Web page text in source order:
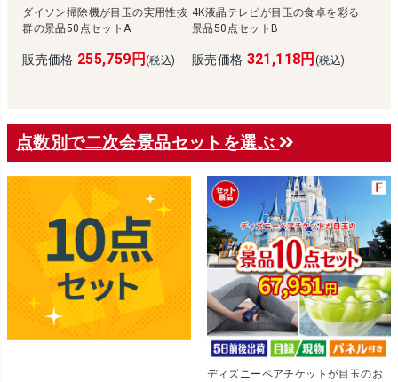
ダイソン掃除機が目玉の実用性抜
群の景品50点セットA
販売価格 255,759円(税込)
4K液晶テレビが目玉の食卓を彩る
景品50点セットB
販売価格 321,118円 (税込)
点数別で二次会景品セットを選ぶ
ディズニーペアチケットが目玉のお